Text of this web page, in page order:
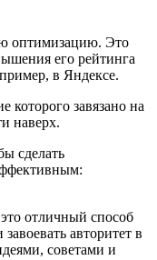
оптимизацию. Это
его рейтинга
в Яндексе.
завязано на
наверх.
сделать
отличный способ
авторитет в
советами и